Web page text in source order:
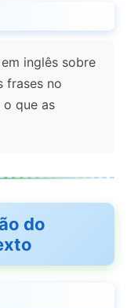
inglês sobre
frases no
que as
do